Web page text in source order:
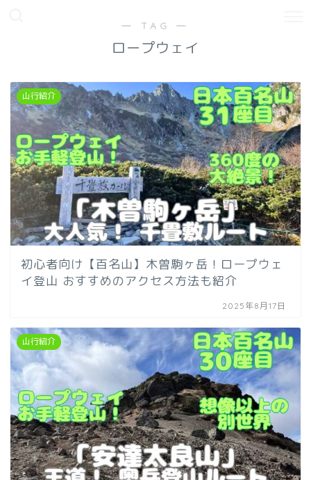
― TAG ―
ロープウェイ
山行紹介
初心者向け【百名山】木曽駒ヶ岳！ロープウェ
イ登山 おすすめのアクセス方法も紹介
2025年8月17日
山行紹介